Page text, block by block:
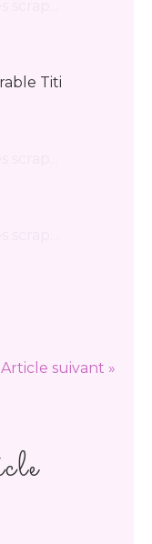
Titi
Article suivant »